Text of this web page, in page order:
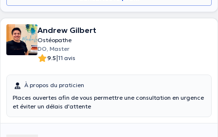
Andrew Gilbert
Ostéopathe
DO, Master
9.5|11 avis
À propos du praticien
Places ouvertes afin de vous permettre une consultation en urgence
et éviter un délais d'attente